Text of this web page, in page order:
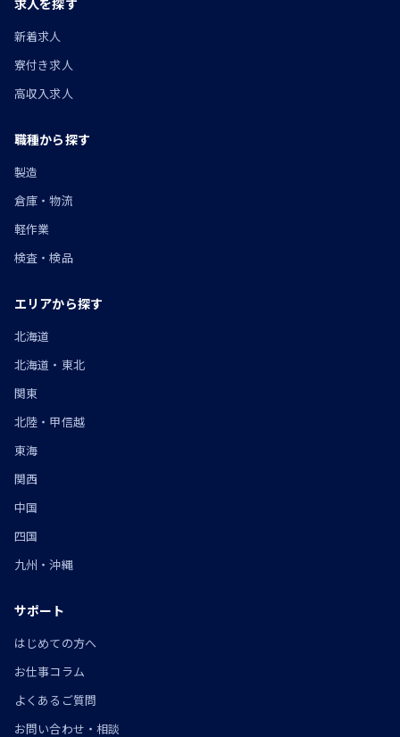
求人を探す
新着求人
寮付き求人
高収入求人
職種から探す
製造
倉庫・物流
軽作業
検査・検品
エリアから探す
北海道
北海道・東北
関東
北陸・甲信越
東海
関西
中国
四国
九州・沖縄
サポート
はじめての方へ
お仕事コラム
よくあるご質問
お問い合わせ・相談